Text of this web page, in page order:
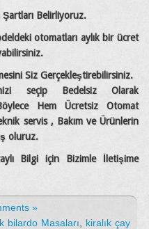
Şartları Belirliyoruz.
otomatları aylık bir ücret
Siz Gerçekleştirebilirsiniz.
seçip Bedelsiz Olarak
Hem Ücretsiz Otomat
servis , Bakım ve Ürünlerin
oluruz.
Bilgi için Bizimle İletişime
»
bilardo Masaları, kiralık çay